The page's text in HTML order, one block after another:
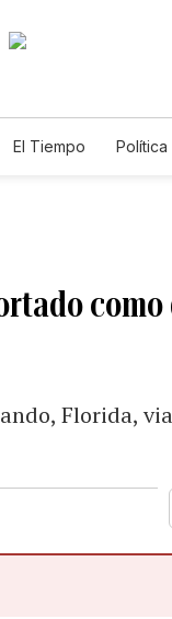
El Tiempo Política
Florida,